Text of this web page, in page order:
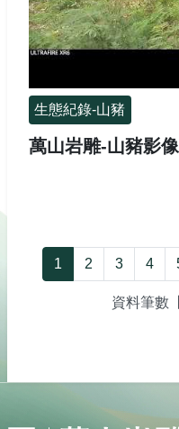
生態紀錄-山豬
萬山岩雕-山豬影
1 2 3 4
資料筆數